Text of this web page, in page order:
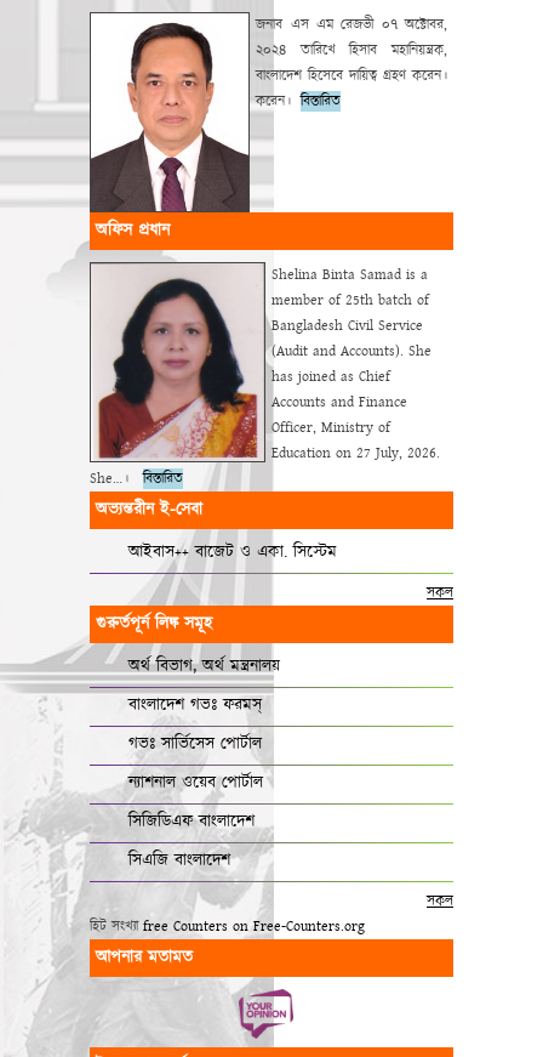
জনাব এস এম রেজভী ০৭ অক্টোবর,
২০২৪ তারিখে হিসাব মহানিয়ন্ত্রক,
বাংলাদেশ হিসেবে দায়িত্ব গ্রহণ করেন।
করেন।বিস্তারিত
অফিস প্রধান
Shelina Binta Samad is a
member of 25th batch of
Bangladesh Civil Service
(Audit and Accounts). She
has joined as Chief
Accounts and Finance
Officer, Ministry of
Education on 27 July, 2026.
She…।বিস্তারিত
অভ্যন্তরীন ই-সেবা
আইবাস++ বাজেট ও একা. সিস্টেম
সকল
গুরুর্তপূর্ন লিঙ্ক সমূহ
অর্থ বিভাগ, অর্থ মন্ত্রনালয়
বাংলাদেশ গভঃ ফরমস্‌
গভঃ সার্ভিসেস পোর্টাল
ন্যাশনাল ওয়েব পোর্টাল
সিজিডিএফ বাংলাদেশ
সিএজি বাংলাদেশ
সকল
হিট সংখ্যাfree Counters on Free-Counters.org
আপনার মতামত